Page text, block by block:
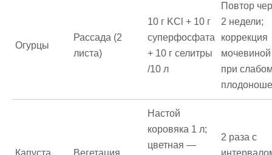
Огурцы
Рассада (2
листа)
10 г KCl + 10 г
суперфосфата
+ 10 г селитры
/10 л
Повтор
2 недели;
коррекция
мочевиной
при
Настой
коровяка 1 л;
цветная —
2 раза с